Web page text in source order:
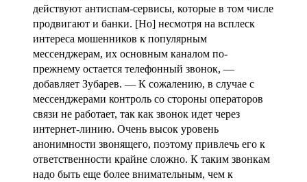
действуют антиспам-сервисы, которые в том числе
продвигают и банки. [Но] несмотря на всплеск
интереса мошенников к популярным
мессенджерам, их основным каналом по-
прежнему остается телефонный звонок, —
добавляет Зубарев. — К сожалению, в случае с
мессенджерами контроль со стороны операторов
связи не работает, так как звонок идет через
интернет-линию. Очень высок уровень
анонимности звонящего, поэтому привлечь его к
ответственности крайне сложно. К таким звонкам
надо быть еще более внимательным, чем к